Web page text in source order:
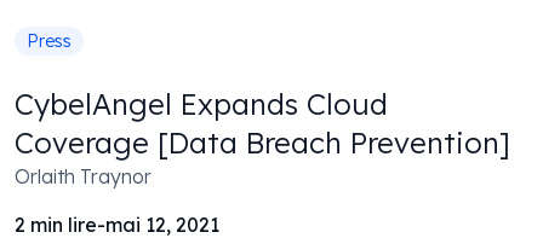
Press
CybelAngel Expands Cloud
Coverage [Data Breach Prevention]
Orlaith Traynor
2 min lire-mai 12, 2021